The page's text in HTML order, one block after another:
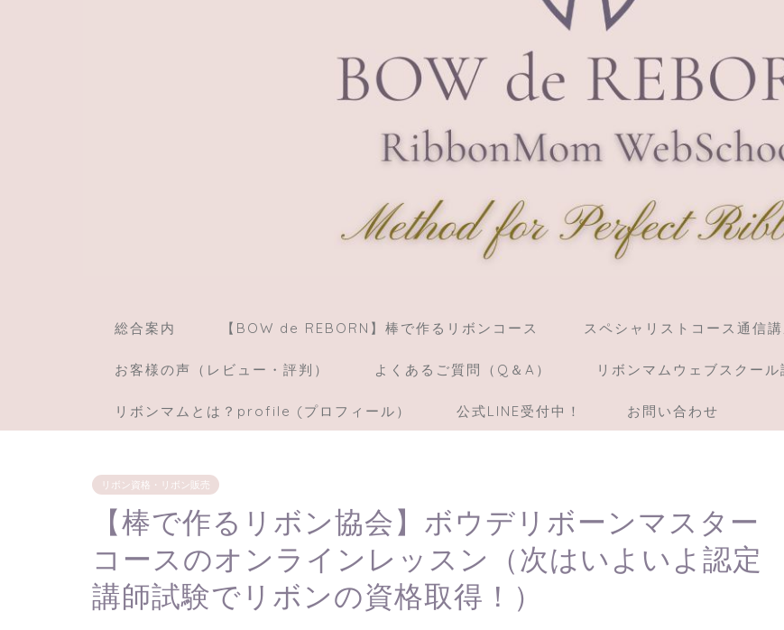
総合案内 【BOW de REBORN】棒で作るリボンコース スペシャリストコース通信講
お客様の声（レビュー・評判） よくあるご質問（Q＆A） リボンマムウェブスクー
リボンマムとは？profile (プロフィール） 公式LINE受付中！ お問い合わせ
リボン資格・リボン販売
【棒で作るリボン協会】ボウデリボーンマスター
コースのオンラインレッスン（次はいよいよ認定
講師試験でリボンの資格取得！）